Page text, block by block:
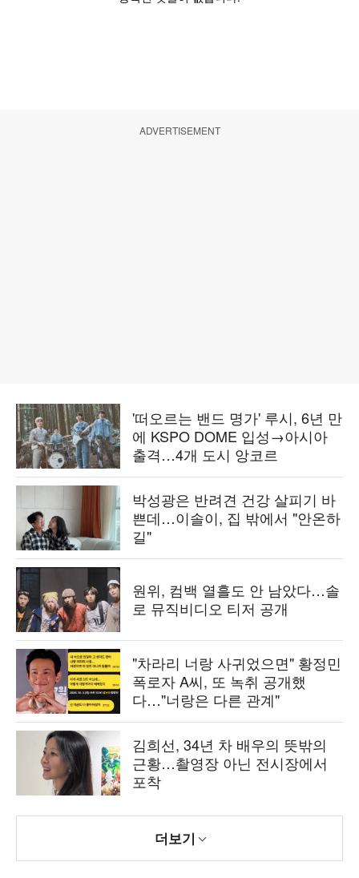
ADVERTISEMENT
'떠오르는 밴드 명가' 루시, 6년 만
에 KSPO DOME 입성→아시아
출격…4개 도시 앙코르
박성광은 반려견 건강 살피기 바
쁜데…이솔이, 집 밖에서 "안온하
길"
원위, 컴백 열흘도 안 남았다…솔
로 뮤직비디오 티저 공개
"차라리 너랑 사귀었으면" 황정민
폭로자 A씨, 또 녹취 공개했
다…"너랑은 다른 관계"
김희선, 34년 차 배우의 뜻밖의
근황…촬영장 아닌 전시장에서
포착
더보기